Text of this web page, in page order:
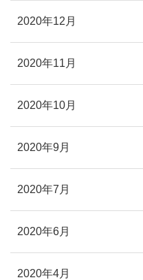
2020年12月
2020年11月
2020年10月
2020年9月
2020年7月
2020年6月
2020年4月